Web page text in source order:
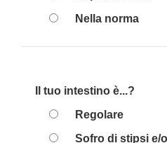
Nella norma
Il tuo intestino è...?
Regolare
Sofro di stipsi e/